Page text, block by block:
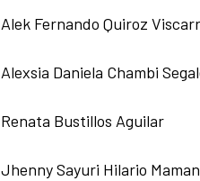
Alek Fernando Quiroz
Alexsia Daniela Chambi
Renata Bustillos Aguilar
Jhenny Sayuri Hilario